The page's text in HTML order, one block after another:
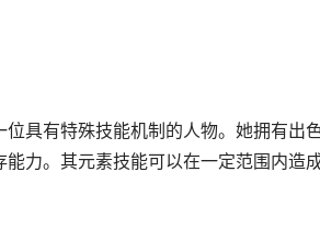
位具有特殊技能机制的人物。她拥有
能力。其元素技能可以在一定范围内造